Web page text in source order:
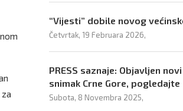
“Vijesti” dobile novog
Četvrtak, 19 Februara 2026,
PRESS saznaje: Objavljen
snimak Crne Gore, pogledajte
Subota, 8 Novembra 2025,